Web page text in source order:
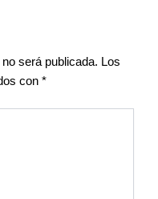
será publicada. Los
con *